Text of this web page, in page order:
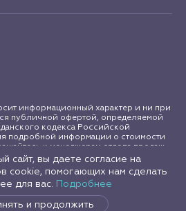
информационный характер и ни при
публичной офертой, определяемой
кодекса Российской
подробной информации о стоимости
к менеджерам отдела продаж
сайта amma.pet защищены в
и международным законодательством
правах. Любое использование
только с письменного согласия
сайт, вы даете согласие на
cookie, помогающих нам сделать
для вас. Подробнее
и продолжить